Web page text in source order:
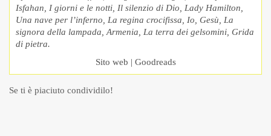
Isfahan, I giorni e le notti, Il silenzio di Dio, Lady Hamilton,
Una nave per l’inferno, La regina crocifissa, Io, Gesù, La
signora della lampada, Armenia, La terra dei gelsomini, Grida
di pietra.
Sito web | Goodreads
Se ti è piaciuto condividilo!